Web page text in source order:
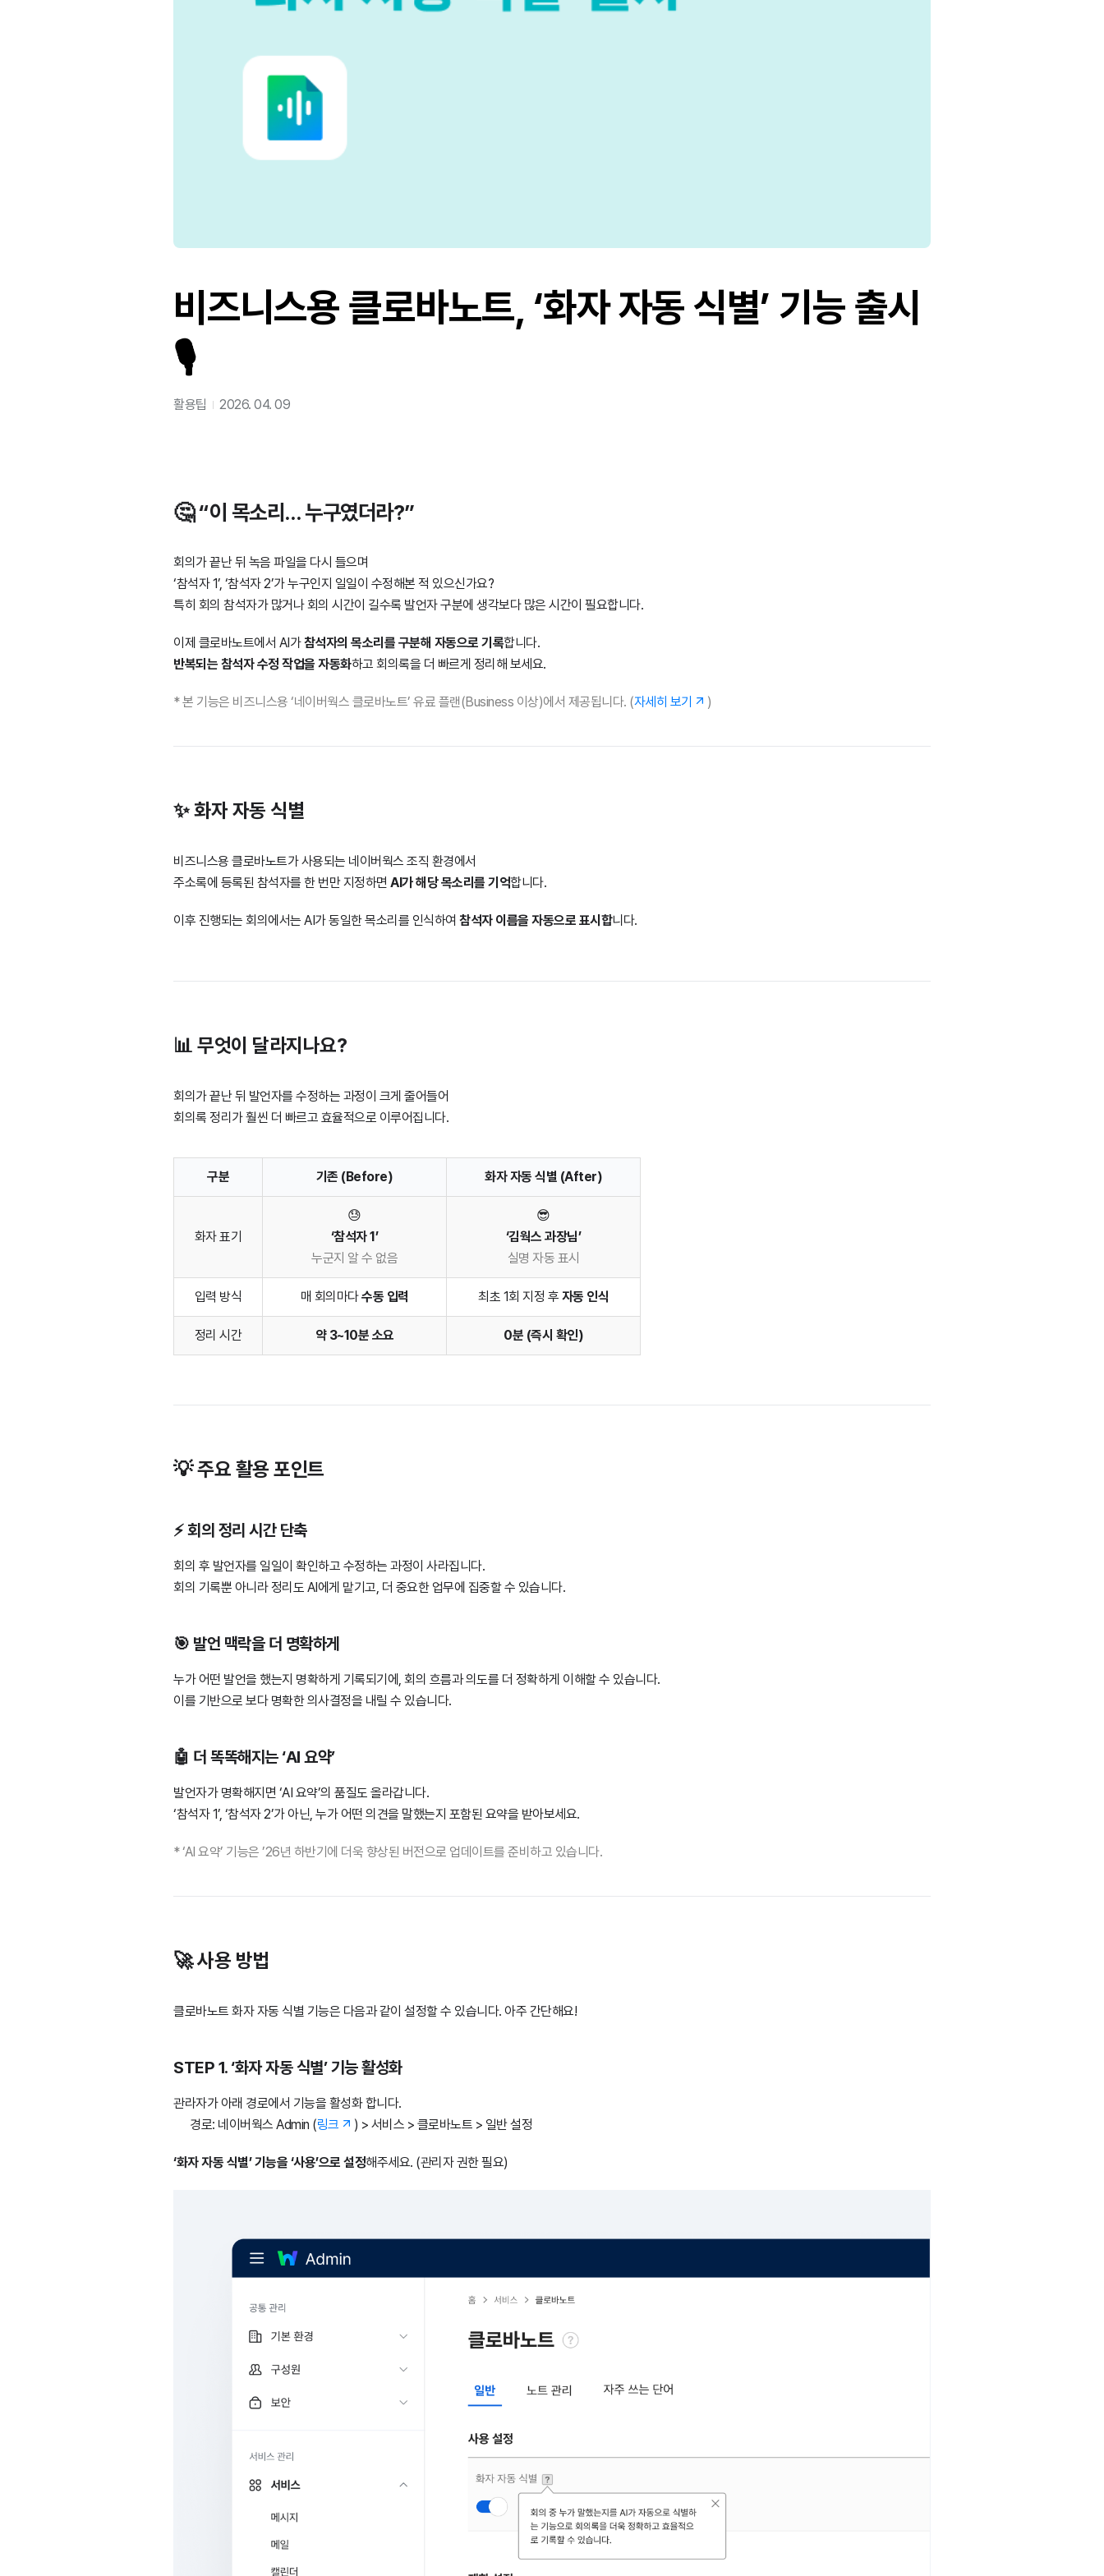
비즈니스용 클로바노트, ‘화자 자동 식별’ 기능 출시
🎙️
활용팁 2026. 04. 09
🤔 “이 목소리… 누구였더라?”
회의가 끝난 뒤 녹음 파일을 다시 들으며
‘참석자 1’, ‘참석자 2’가 누구인지 일일이 수정해본 적 있으신가요?
특히 회의 참석자가 많거나 회의 시간이 길수록 발언자 구분에 생각보다 많은 시간이 필요합니다.
이제 클로바노트에서 AI가참석자의 목소리를 구분해 자동으로 기록합니다.
반복되는 참석자 수정 작업을 자동화하고 회의록을 더 빠르게 정리해 보세요.
* 본 기능은 비즈니스용 ‘네이버웍스 클로바노트’ 유료 플랜(Business 이상)에서 제공됩니다. (자세히 보기 )
✨ 화자 자동 식별
비즈니스용 클로바노트가 사용되는 네이버웍스 조직 환경에서
주소록에 등록된 참석자를 한 번만 지정하면 AI가 해당 목소리를 기억합니다.
이후 진행되는 회의에서는 AI가 동일한 목소리를 인식하여 참석자 이름을 자동으로 표시합니다.
📊 무엇이 달라지나요?
회의가 끝난 뒤 발언자를 수정하는 과정이 크게 줄어들어
회의록 정리가 훨씬 더 빠르고 효율적으로 이루어집니다.
구분 기존 (Before) 화자 자동 식별 (After)
화자 표기
😓
‘참석자 1’
누군지 알 수 없음
😎
‘김웍스 과장님’
실명 자동 표시
입력 방식 매 회의마다수동 입력 최초 1회 지정 후 자동 인식
정리 시간 약 3~10분 소요 0분 (즉시 확인)
💡 주요 활용 포인트
⚡ 회의 정리 시간 단축
회의 후 발언자를 일일이 확인하고 수정하는 과정이 사라집니다.
회의 기록뿐 아니라 정리도 AI에게 맡기고, 더 중요한 업무에 집중할 수 있습니다.
🎯 발언 맥락을 더 명확하게
누가 어떤 발언을 했는지 명확하게 기록되기에, 회의 흐름과 의도를 더 정확하게 이해할 수 있습니다.
이를 기반으로 보다 명확한 의사결정을 내릴 수 있습니다.
🤖 더 똑똑해지는 ‘AI 요약’
발언자가 명확해지면 ‘AI 요약’의 품질도 올라갑니다.
‘참석자 1’, ‘참석자 2’가 아닌, 누가 어떤 의견을 말했는지 포함된 요약을 받아보세요.
* ‘AI 요약’ 기능은 ’26년 하반기에 더욱 향상된 버전으로 업데이트를 준비하고 있습니다.
🚀 사용 방법
클로바노트 화자 자동 식별 기능은 다음과 같이 설정할 수 있습니다. 아주 간단해요!
STEP 1. ‘화자 자동 식별’ 기능 활성화
관라자가 아래 경로에서 기능을 활성화 합니다.
경로: 네이버웍스 Admin (링크 ) > 서비스 > 클로바노트 > 일반 설정
‘화자 자동 식별’ 기능을 ‘사용’으로 설정해주세요. (관리자 권한 필요)